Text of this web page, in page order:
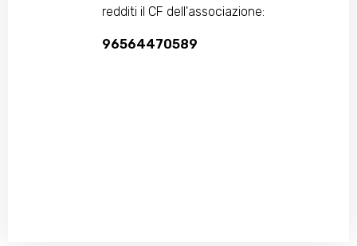
redditi il CF dell'associazione:
96564470589